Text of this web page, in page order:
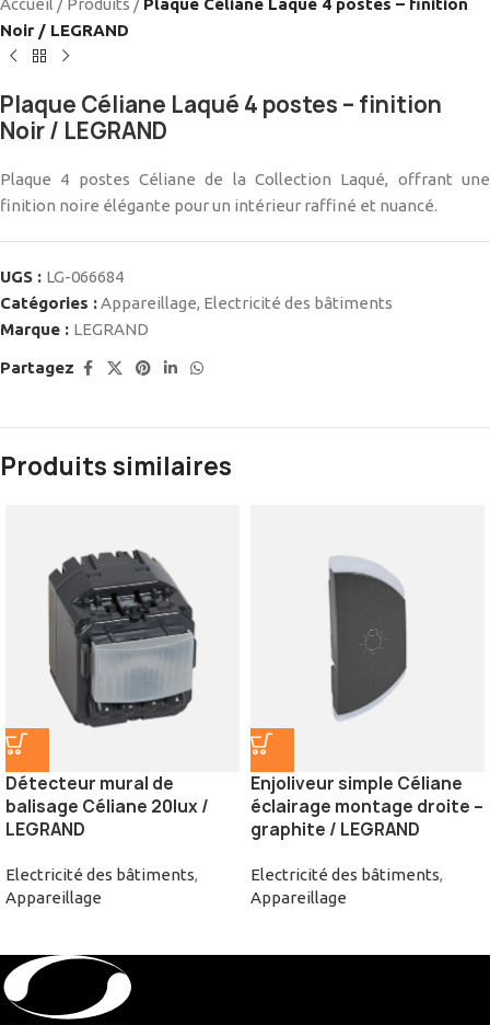
Noir / LEGRAND
Plaque Céliane Laqué 4 postes – finition
Noir / LEGRAND
Plaque 4 postes Céliane de la Collection Laqué, offrant une
finition noire élégante pour un intérieur raffiné et nuancé.
UGS : LG-066684
Catégories :Appareillage, Electricité des bâtiments
Marque : LEGRAND
Partagez
Produits similaires
Détecteur mural de
balisage Céliane 20lux /
LEGRAND
Electricité des bâtiments,
Appareillage
Enjoliveur simple Céliane
éclairage montage droite –
graphite / LEGRAND
Electricité des bâtiments,
Appareillage